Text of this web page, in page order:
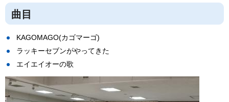
曲目
KAGOMAGO(カゴマーゴ)
ラッキーセブンがやってきた
エイエイオーの歌